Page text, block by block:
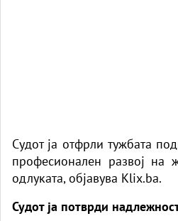
Судот ја отфрли тужбата
професионален развој на
одлуката, објавува Klix.ba.
Судот ја потврди